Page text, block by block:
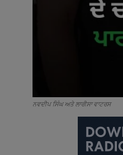
ਨਵਦੀਪ ਸਿੰਘ ਅਤੇ ਲਾਰੀਸਾ ਵਾਟਰਸ